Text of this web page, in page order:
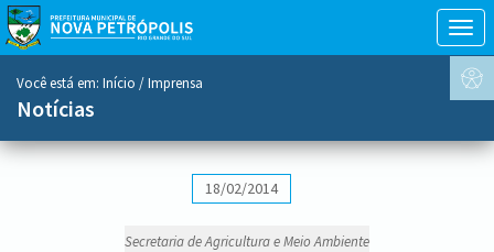
menu
Você está em: Início / Imprensa
Notícias
18/02/2014
Secretaria de Agricultura e Meio Ambiente